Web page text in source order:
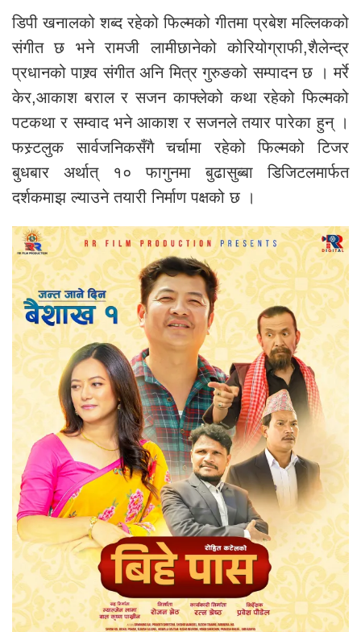
डिपी खनालको शब्द रहेको फिल्मको गीतमा प्रबेश मल्लिकको
संगीत छ भने रामजी लामीछानेको कोरियोग्राफी,शैलेन्द्र
प्रधानको पाश्र्व संगीत अनि मित्र गुरुङको सम्पादन छ । मर्रे
केर,आकाश बराल र सजन काफ्लेको कथा रहेको फिल्मको
पटकथा र सम्वाद भने आकाश र सजनले तयार पारेका हुन् ।
फस्र्टलुक सार्वजनिकसँगै चर्चामा रहेको फिल्मको टिजर
बुधबार अर्थात् १० फागुनमा बुढासुब्बा डिजिटलमार्फत
दर्शकमाझ ल्याउने तयारी निर्माण पक्षको छ ।